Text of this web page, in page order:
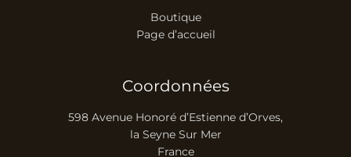
Boutique
Page d’accueil
Coordonnées
598 Avenue Honoré d’Estienne d’Orves,
la Seyne Sur Mer
France